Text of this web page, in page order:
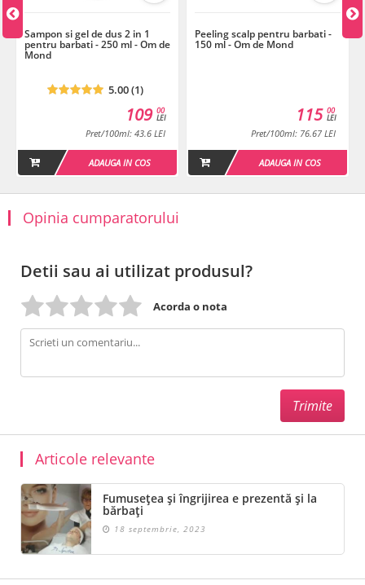
Sampon si gel de dus 2 in 1
pentru barbati - 250 ml - Om de
Mond
5.00 (1)
00
LEI
109
Pret/100ml: 43.6 LEI
ADAUGA IN COS
Peeling scalp pentru barbati -
150 ml - Om de Mond
00
LEI
115
Pret/100ml: 76.67 LEI
ADAUGA IN COS
Opinia cumparatorului
Detii sau ai utilizat produsul?
Acorda o nota
Articole relevante
Fumusețea și îngrijirea e prezentă și la
bărbați
18 septembrie, 2023